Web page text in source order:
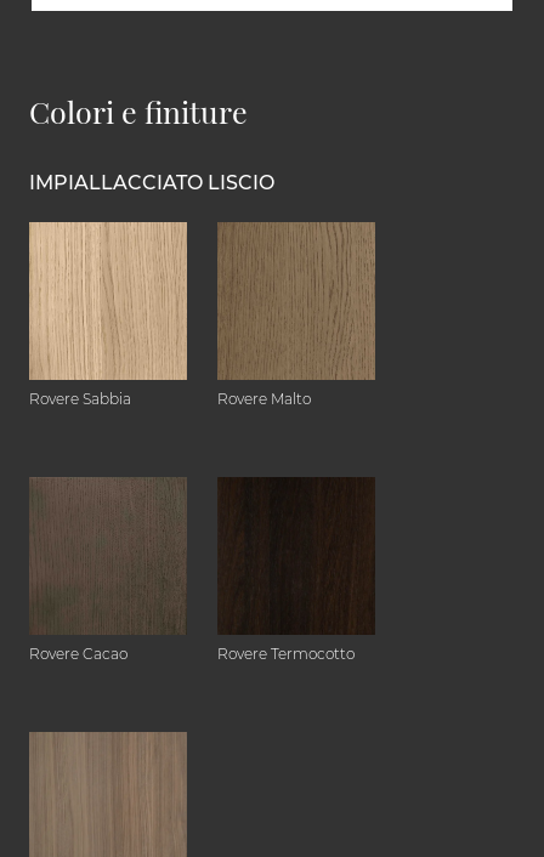
Colori e finiture
IMPIALLACCIATO LISCIO
Rovere Sabbia Rovere Malto
Rovere Cacao Rovere Termocotto